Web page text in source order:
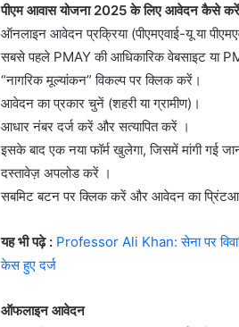
पीएम आवास योजना 2025 के लिए आवेदन कैसे
ऑनलाइन आवेदन प्रक्रिया (पीएमएवाई-यू या
सबसे पहले PMAY की आधिकारिक वेबसाइट या
“नागरिक मूल्यांकन” विकल्प पर क्लिक करें।
आवेदन का प्रकार चुनें (शहरी या ग्रामीण)।
आधार नंबर दर्ज करें और सत्यापित करें ।
इसके बाद एक नया फॉर्म खुलेगा, जिसमें मांगी गई
दस्तावेज़ अपलोड करें ।
सबमिट बटन पर क्लिक करें और आवेदन का
यह भी पढ़े : Professor Ali Khan: सेना पर
केस हुए दर्ज
ऑफलाइन आवेदन